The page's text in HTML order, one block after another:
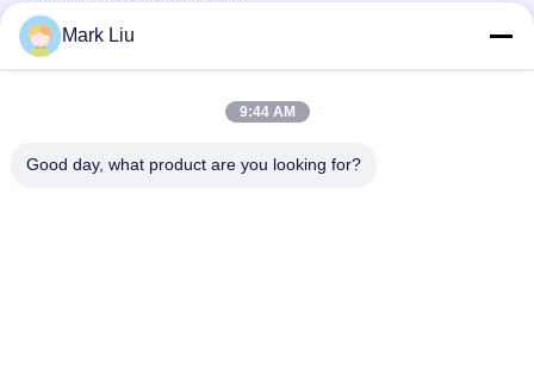
Spazzola di trucco dei capelli della capra del fan di bellezza di
Vonira grande/spazzole di qualità superiore di trucco maniglia
di legno
Spazzola pura di trucco della guancia dei capelli ultra molli
Mark Liu
9:44 AM
Good day, what product are you looking for?